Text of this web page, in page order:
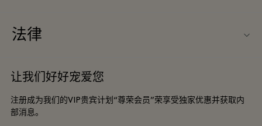
工作机会
下载应用程序
团体预订
法律
会员条款与条件
Privacy notice
让我们好好宠爱您
注册成为我们的VIP贵宾计划“尊荣会员”荣享受独家优惠并获取内
部消息。